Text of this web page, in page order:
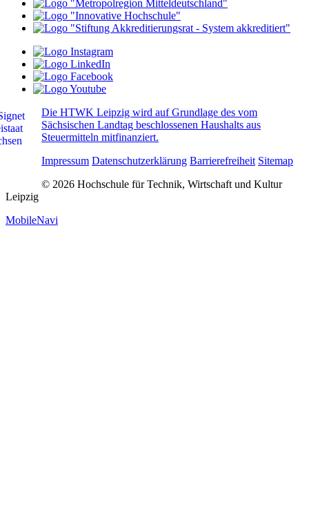
Die HTWK Leipzig wird auf Grundlage des vom
Sächsischen Landtag beschlossenen Haushalts aus
Steuermitteln mitfinanziert.
Impressum Datenschutzerklärung Barrierefreiheit Sitemap
© 2026 Hochschule für Technik, Wirtschaft und Kultur
Leipzig
MobileNavi